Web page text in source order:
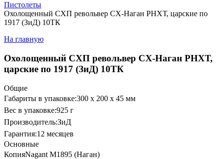
Пистолеты
Охолощенный СХП револьвер СХ-Наган РНХТ, царские по
1917 (ЗиД) 10ТК
На главную
Охолощенный СХП револьвер СХ-Наган РНХТ,
царские по 1917 (ЗиД) 10ТК
Общие
Габариты в упаковке:300 x 200 x 45 мм
Вес в упаковке:925 г
Производитель:ЗиД
Гарантия:12 месяцев
Основные
КопияNagant M1895 (Наган)